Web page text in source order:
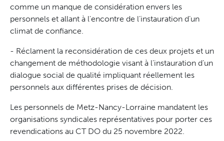
comme un manque de considération envers les
personnels et allant à l'encontre de l’instauration d’un
climat de confiance.
- Réclament la reconsidération de ces deux projets et un
changement de méthodologie visant à l’instauration d’un
dialogue social de qualité impliquant réellement les
personnels aux différentes prises de décision.
Les personnels de Metz-Nancy-Lorraine mandatent les
organisations syndicales représentatives pour porter ces
revendications au CT DO du 25 novembre 2022.